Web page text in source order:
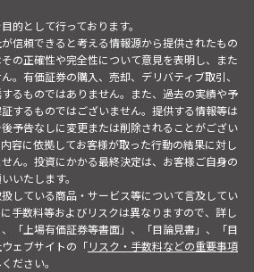
的として行っております。
信頼できると考える情報源から提供されたもの
の正確性や完全性について意見を表明し、また
。有価証券の購入、売却、デリバティブ取引、
るものではありません。また、過去の実績や予
するものではございません。提供する情報等は
予告なしに変更または削除されることがござい
容に依拠してお客様が取った行動の結果に対し
ん。投資にかかる最終決定は、お客様ご自身の
いたします。
している商品・サービス等について言及してい
手数料等およびリスクは異なりますので、詳し
「上場有価証券等書面」、「目論見書」、「目
ェブサイトの「リスク・手数料などの重要事項
ださい。